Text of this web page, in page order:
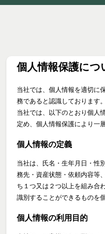
個人情報保護につ
当社では、個人情報を適切に
務であると認識しております。
当社では、以下のとおり個人
定め、個人情報保護により一
個人情報の定義
当社は、氏名・生年月日・性
務先・資産状態・依頼内容等
ち１つ又は２つ以上を組み合
識別することができるものを
個人情報の利用目的